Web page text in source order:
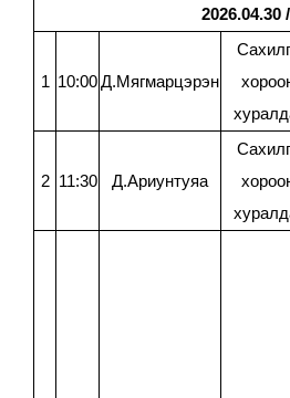
2026.04.30
1 10:00Д.Мягмарцэрэн
2 11:30 Д.Ариунтуяа